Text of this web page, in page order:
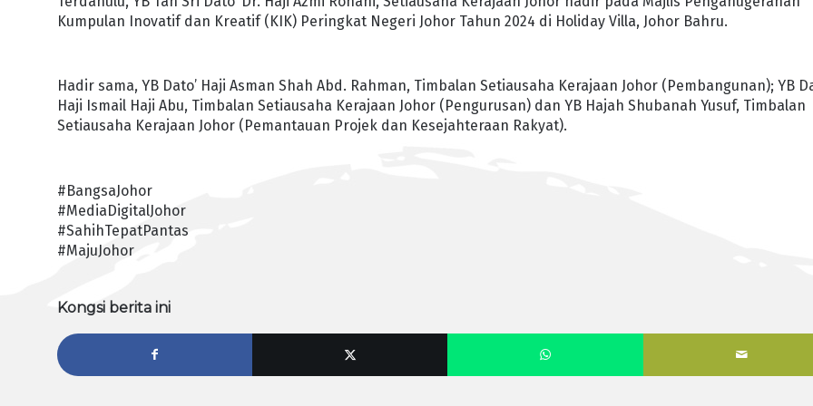
Kumpulan Inovatif dan Kreatif (KIK) Peringkat Negeri Johor Tahun 2024 di Holiday Villa, Johor Bahru.
Hadir sama, YB Dato’ Haji Asman Shah Abd. Rahman, Timbalan Setiausaha Kerajaan Johor (Pembangunan); YB
Haji Ismail Haji Abu, Timbalan Setiausaha Kerajaan Johor (Pengurusan) dan YB Hajah Shubanah Yusuf, Timbalan
Setiausaha Kerajaan Johor (Pemantauan Projek dan Kesejahteraan Rakyat).
#BangsaJohor
#MediaDigitalJohor
#SahihTepatPantas
#MajuJohor
Kongsi berita ini